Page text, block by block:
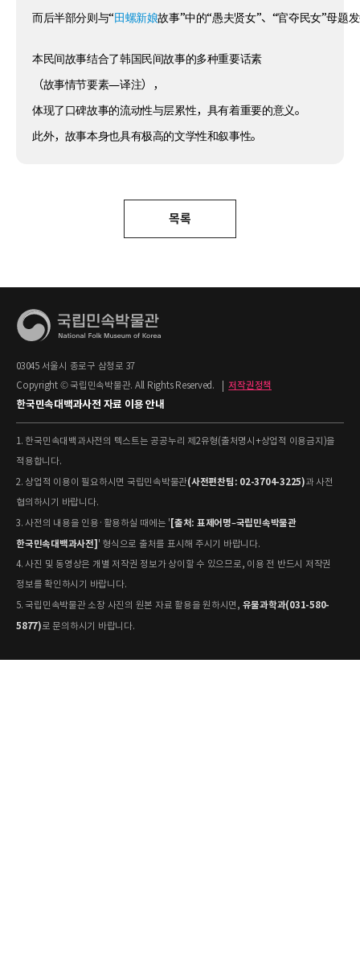
而后半部分则与“田螺新娘故事”中的“愚夫贤女”、“官夺民女”母题
本民间故事结合了韩国民间故事的多种重要话素
（故事情节要素—译注），
体现了口碑故事的流动性与层累性，具有着重要的意义。
此外，故事本身也具有极高的文学性和叙事性。
목록
03045 서울시 종로구 삼청로 37
Copyright © 국립민속박물관. All Rights Reserved.
저작권정책
한국민속대백과사전 자료 이용 안내
1. 한국민속대백과사전의 텍스트는 공공누리 제2유형(출처명시+상업적 이용금지)을
적용합니다.
2. 상업적 이용이 필요하시면 국립민속박물관(사전편찬팀: 02-3704-3225)과 사전
협의하시기 바랍니다.
3. 사전의 내용을 인용·활용하실 때에는 ' [출처: 표제어명–국립민속박물관
한국민속대백과사전] ' 형식으로 출처를 표시해 주시기 바랍니다.
4. 사진 및 동영상은 개별 저작권 정보가 상이할 수 있으므로, 이용 전 반드시 저작권
정보를 확인하시기 바랍니다.
5. 국립민속박물관 소장 사진의 원본 자료 활용을 원하시면, 유물과학과(031-580-
5877)로 문의하시기 바랍니다.